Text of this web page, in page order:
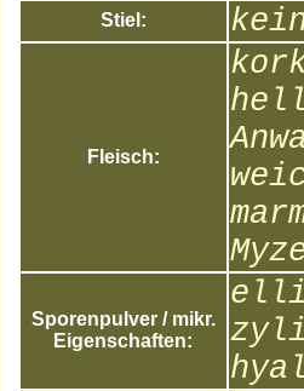
Stiel:
Fleisch:
Sporenpulver / mikr.
Eigenschaften: